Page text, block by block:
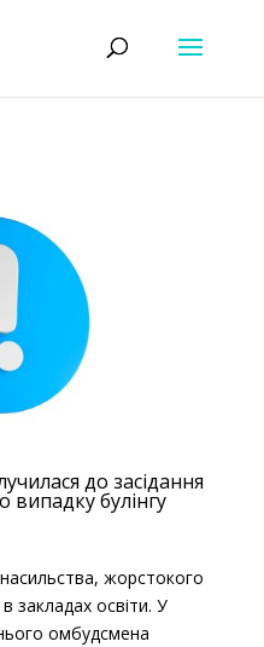
до засідання
випадку булінгу
жорстокого
закладах освіти. У
омбудсмена